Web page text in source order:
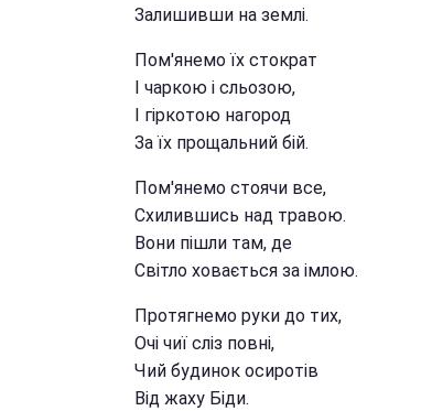
Залишивши на землі.
Пом'янемо їх стократ
І чаркою і сльозою,
І гіркотою нагород
За їх прощальний бій.
Пом'янемо стоячи все,
Схилившись над травою.
Вони пішли там, де
Світло ховається за імлою.
Протягнемо руки до тих,
Очі чиї сліз повні,
Чий будинок осиротів
Від жаху Біди.